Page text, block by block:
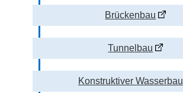
Brückenbau
Tunnelbau
Konstruktiver Wasserbau